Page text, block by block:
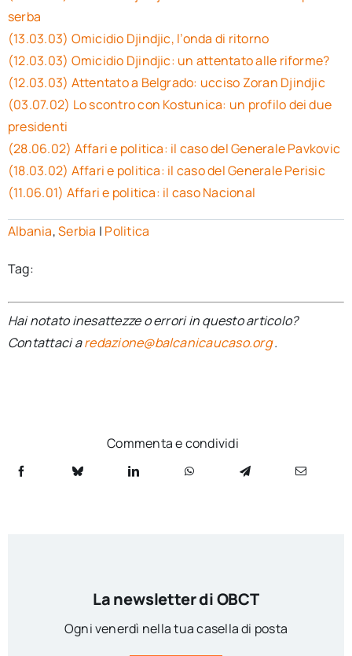
serba
(13.03.03) Omicidio Djindjic, l’onda di ritorno
(12.03.03) Omicidio Djindjic: un attentato alle riforme?
(12.03.03) Attentato a Belgrado: ucciso Zoran Djindjic
(03.07.02) Lo scontro con Kostunica: un profilo dei due
presidenti
(28.06.02) Affari e politica: il caso del Generale Pavkovic
(18.03.02) Affari e politica: il caso del Generale Perisic
(11.06.01) Affari e politica: il caso Nacional
Albania,Serbia | Politica
Tag:
Hai notato inesattezze o errori in questo articolo?
Contattaci aredazione@balcanicaucaso.org.
Commenta e condividi
La newsletter di OBCT
Ogni venerdì nella tua casella di posta